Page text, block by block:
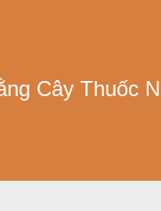
Cây Thuốc